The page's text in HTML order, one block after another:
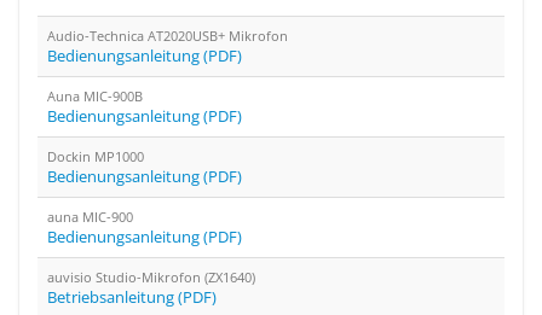
Audio-Technica AT2020USB+ Mikrofon
Bedienungsanleitung (PDF)
Auna MIC-900B
Bedienungsanleitung (PDF)
Dockin MP1000
Bedienungsanleitung (PDF)
auna MIC-900
Bedienungsanleitung (PDF)
auvisio Studio-Mikrofon (ZX1640)
Betriebsanleitung (PDF)